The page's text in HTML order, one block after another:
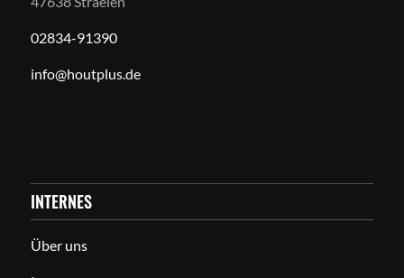
02834-91390
info@houtplus.de
INTERNES
Über uns